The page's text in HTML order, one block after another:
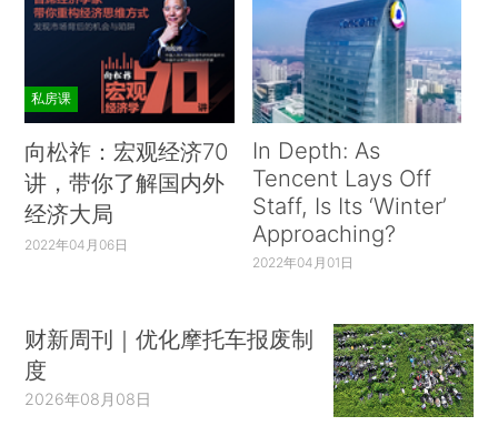
私房课
向松祚：宏观经济70
讲，带你了解国内外
经济大局
2022年04月06日
In Depth: As
Tencent Lays Off
Staff, Is Its ‘Winter’
Approaching?
2022年04月01日
财新周刊｜优化摩托车报废制
度
2026年08月08日